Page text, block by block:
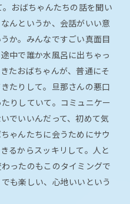
おばちゃんたちの話を聞い
んというか、会話がいい意
か。みんなですごい真面目
中で誰か水風呂に出ちゃっ
たおばちゃんが、普通にそ
たりして。旦那さんの悪口
りしていて。コミュニケー
でいいんだって、初めて気
ゃんたちに会うためにサウ
るからスッキリして。人と
ったのもこのタイミングで
も楽しい、心地いいという